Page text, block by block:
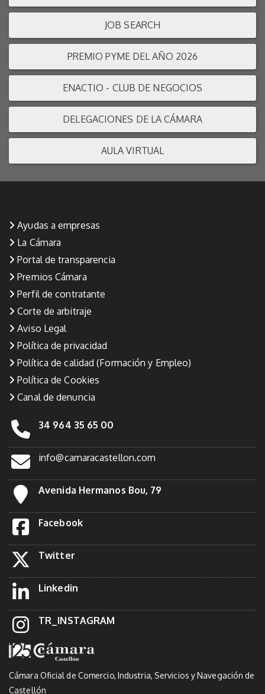
JOB SEARCH
PREMIO PYME DEL AÑO 2026
ENACTIO - CLUB DE NEGOCIOS
DELEGACIONES DE LA CÁMARA
AULA VIRTUAL
Ayudas a empresas
La Cámara
Portal de transparencia
Premios Cámara
Perfil de contratante
Corte de arbitraje
Aviso Legal
Política de privacidad
Política de calidad (Formación y Empleo)
Política de Cookies
Canal de denuncia
34 964 35 65 00
info@camaracastellon.com
Avenida Hermanos Bou, 79
Facebook
Twitter
Linkedin
TR_INSTAGRAM
Cámara Oficial de Comercio, Industria, Servicios y Navegación de
Castellón